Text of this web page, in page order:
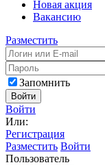
Новая акция
Вакансию
Разместить
Запомнить
Войти
Войти
Или:
Регистрация
Разместить Войти
Пользователь